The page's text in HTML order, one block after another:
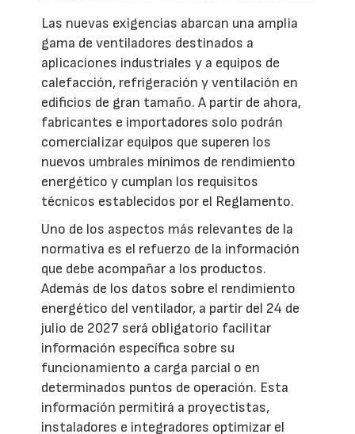
Las nuevas exigencias abarcan una amplia
gama de ventiladores destinados a
aplicaciones industriales y a equipos de
calefacción, refrigeración y ventilación en
edificios de gran tamaño. A partir de ahora,
fabricantes e importadores solo podrán
comercializar equipos que superen los
nuevos umbrales mínimos de rendimiento
energético y cumplan los requisitos
técnicos establecidos por el Reglamento.
Uno de los aspectos más relevantes de la
normativa es el refuerzo de la información
que debe acompañar a los productos.
Además de los datos sobre el rendimiento
energético del ventilador, a partir del 24 de
julio de 2027 será obligatorio facilitar
información específica sobre su
funcionamiento a carga parcial o en
determinados puntos de operación. Esta
información permitirá a proyectistas,
instaladores e integradores optimizar el